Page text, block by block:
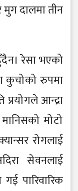
दालमा तीन
न। रेसा भएको
कुचो को रुपमा
गले आन्द्रा
मो टो
रो गलाई
से वनलाई
पारिवारिक